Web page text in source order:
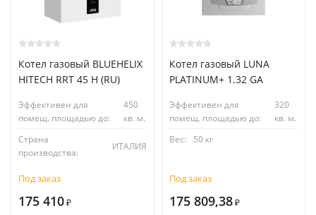
Котел газовый BLUEHELIX
HITECH RRT 45 H (RU)
Эффективен для
помещ. площадью до:
450
кв. м.
Страна
производства:
ИТАЛИЯ
Под заказ
175 410 ₽
Котел газовый LUNA
PLATINUM+ 1.32 GA
Эффективен для
помещ. площадью до:
320
кв. м.
Вес:
50 кг
Под заказ
175 809,38 ₽